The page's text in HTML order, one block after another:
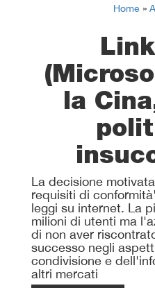
Home »
la
La decisione
requisiti di
leggi su internet. La
milioni di utenti ma
di non aver
successo negli
condivisione e
altri mercati